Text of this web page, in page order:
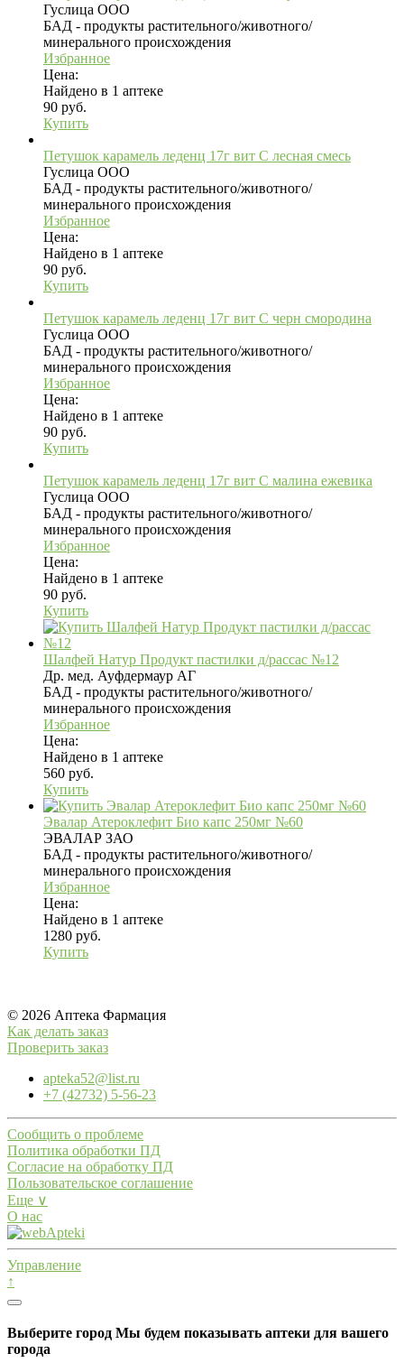
Гуслица ООО
БАД - продукты растительного/животного/
минерального происхождения
Избранное
Цена:
Найдено в 1 аптеке
90 руб.
Купить
Петушок карамель леденц 17г вит C лесная смесь
Гуслица ООО
БАД - продукты растительного/животного/
минерального происхождения
Избранное
Цена:
Найдено в 1 аптеке
90 руб.
Купить
Петушок карамель леденц 17г вит C черн смородина
Гуслица ООО
БАД - продукты растительного/животного/
минерального происхождения
Избранное
Цена:
Найдено в 1 аптеке
90 руб.
Купить
Петушок карамель леденц 17г вит С малина ежевика
Гуслица ООО
БАД - продукты растительного/животного/
минерального происхождения
Избранное
Цена:
Найдено в 1 аптеке
90 руб.
Купить
Шалфей Натур Продукт пастилки д/рассас №12
Др. мед. Ауфдермаур АГ
БАД - продукты растительного/животного/
минерального происхождения
Избранное
Цена:
Найдено в 1 аптеке
560 руб.
Купить
Эвалар Атероклефит Био капс 250мг №60
ЭВАЛАР ЗАО
БАД - продукты растительного/животного/
минерального происхождения
Избранное
Цена:
Найдено в 1 аптеке
1280 руб.
Купить
© 2026 Аптека Фармация
Как делать заказ
Проверить заказ
apteka52@list.ru
+7 (42732) 5-56-23
Сообщить о проблеме
Политика обработки ПД
Согласие на обработку ПД
Пользовательское соглашение
Еще ∨
О нас
Управление
↑
Выберите город Мы будем показывать аптеки для вашего
города